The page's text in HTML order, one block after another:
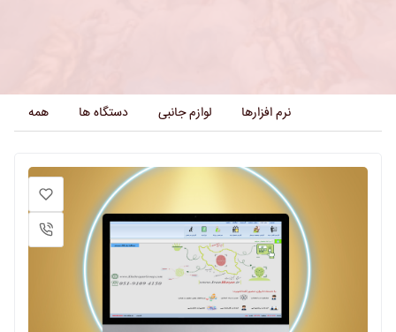
همه دستگاه ها لوازم جانبی نرم افزارها